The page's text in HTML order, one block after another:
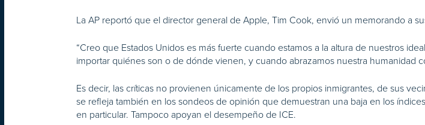
La AP reportó que el director general de Apple, Tim Cook, envió un memorando a
“Creo que Estados Unidos es más fuerte cuando estamos a la altura de nuestros
importar quiénes son o de dónde vienen, y cuando abrazamos nuestra humanidad
Es decir, las críticas no provienen únicamente de los propios inmigrantes, de sus
se refleja también en los sondeos de opinión que demuestran una baja en los
en particular. Tampoco apoyan el desempeño de ICE.